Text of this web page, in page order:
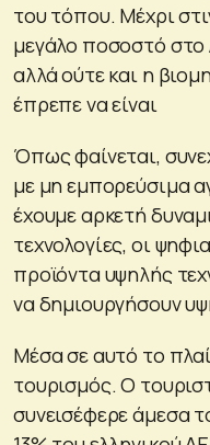
του τόπου. Μέχρι
μεγάλο ποσοστό
αλλά ούτε και η
έπρεπε να είναι
Όπως φαίνεται,
με μη εμπορεύσιμα
έχουμε αρκετή
τεχνολογίες, οι
προϊόντα υψηλής
να δημιουργήσουν
Μέσα σε αυτό το
τουρισμός. Ο
συνεισέφερε άμεσα